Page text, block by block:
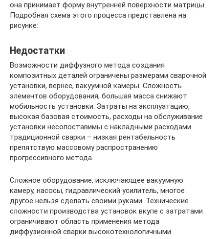
она принимает форму внутренней поверхности матрицы.
Подробная схема этого процесса представлена на
рисунке:
Недостатки
Возможности диффузного метода создания
композитных деталей ограничены размерами сварочной
установки, вернее, вакуумной камеры. Сложность
элементов оборудования, большая масса снижают
мобильность установки. Затраты на эксплуатацию,
высокая базовая стоимость, расходы на обслуживание
установки несопоставимы с накладными расходами
традиционной сварки – низкая рентабельность
препятствую массовому распространению
прогрессивного метода.
Сложное оборудование, исключающее вакуумную
камеру, насосы, гидравлический усилитель, многое
другое нельзя сделать своими руками. Технические
сложности производства установок вкупе с затратами
ограничивают область применения метода
диффузионной сварки высокотехнологичными